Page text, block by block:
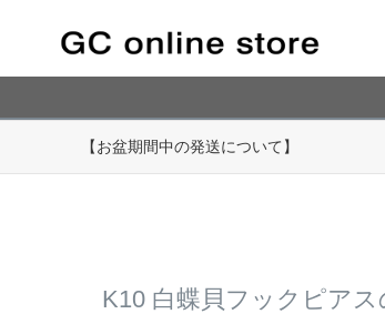
【お盆期間中の発送について】
K10 白蝶貝フックピアス